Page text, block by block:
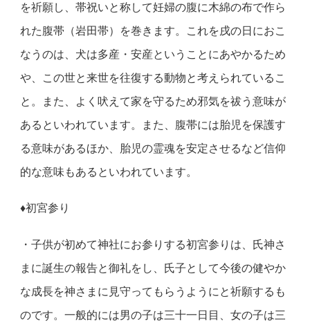
を祈願し、帯祝いと称して妊婦の腹に木綿の布で作ら
れた腹帯（岩田帯）を巻きます。これを戌の日におこ
なうのは、犬は多産・安産ということにあやかるため
や、この世と来世を往復する動物と考えられているこ
と。また、よく吠えて家を守るため邪気を祓う意味が
あるといわれています。また、腹帯には胎児を保護す
る意味があるほか、胎児の霊魂を安定させるなど信仰
的な意味もあるといわれています。
♦初宮参り
・子供が初めて神社にお参りする初宮参りは、氏神さ
まに誕生の報告と御礼をし、氏子として今後の健やか
な成長を神さまに見守ってもらうようにと祈願するも
のです。一般的には男の子は三十一日目、女の子は三